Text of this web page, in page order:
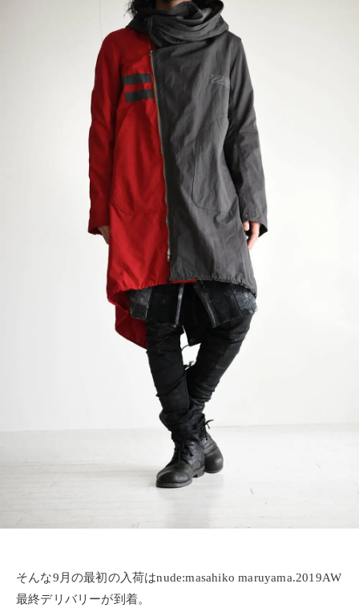
そんな9月の最初の入荷はnude:masahiko maruyama.2019AW
最終デリバリーが到着。